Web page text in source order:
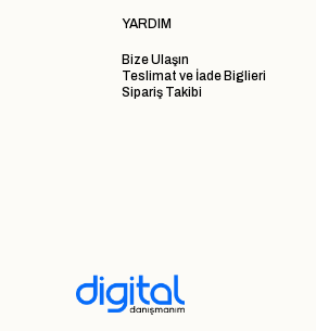
YARDIM
Bize Ulaşın
Teslimat ve İade Biglieri
Sipariş Takibi